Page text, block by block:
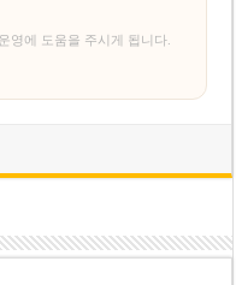
영에 도움을 주시게 됩니다.